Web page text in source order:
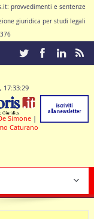
provvedimenti e sentenze
giuridica per studi legali
17:33:29
Simone |
Caturano